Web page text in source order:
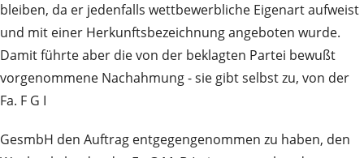
bleiben, da er jedenfalls wettbewerbliche Eigenart aufweist
und mit einer Herkunftsbezeichnung angeboten wurde.
Damit führte aber die von der beklagten Partei bewußt
vorgenommene Nachahmung - sie gibt selbst zu, von der
Fa. F G I
GesmbH den Auftrag entgegengenommen zu haben, den